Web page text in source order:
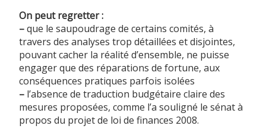
On peut regretter :
–que le saupoudrage de certains comités, à
travers des analyses trop détaillées et disjointes,
pouvant cacher la réalité d’ensemble, ne puisse
engager que des réparations de fortune, aux
conséquences pratiques parfois isolées
– l’absence de traduction budgétaire claire des
mesures proposées, comme l’a souligné le sénat à
propos du projet de loi de finances 2008.